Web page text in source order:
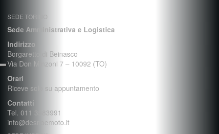
SEDE TORINO
Sede Amministrativa e Logistica
Indirizzo
Borgaretto di Beinasco
Via Don Minzoni 7 – 10092 (TO)
Orari
Riceve solo su appuntamento
Contatti
Tel. 011 3583991
info@desnoemoto.it